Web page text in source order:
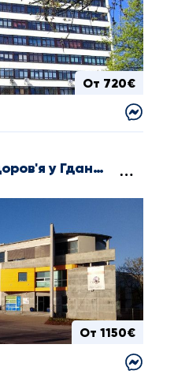
От 720€
Вища Школа Здоров'я у Гданьску
От 1150€